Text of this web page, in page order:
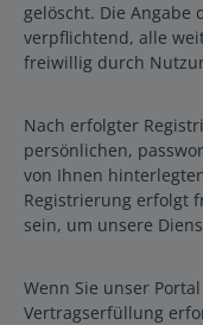
gelöscht. Die Angabe
verpflichtend, alle
freiwillig durch
Nach erfolgter
persönlichen,
von Ihnen
Registrierung erfolgt
sein, um unsere
Wenn Sie unser
Vertragserfüllung